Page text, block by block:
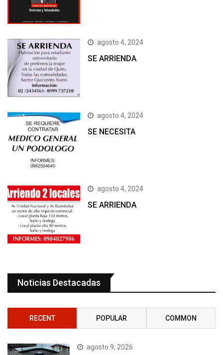
agosto 4, 2024
SE ARRIENDA
agosto 4, 2024
SE NECESITA
agosto 4, 2024
SE ARRIENDA
Noticias Destacadas
RECENT POPULAR COMMON
agosto 9, 2026